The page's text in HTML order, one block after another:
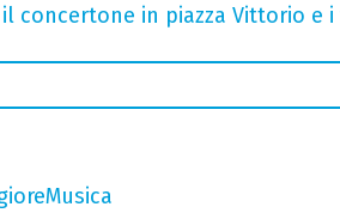
il concertone in piazza Vittorio e